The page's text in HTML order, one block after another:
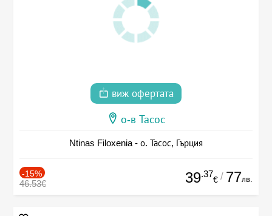
виж офертата
о-в Тасос
Ntinas Filoxenia - о. Тасос, Гърция
-15%
46.53€ 39.37
€ / 77лв.